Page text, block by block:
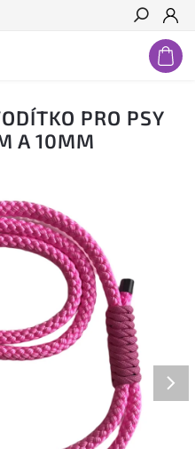
Hledat
PRO PSY
A 10MM